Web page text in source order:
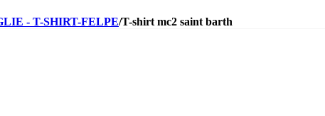
- T-SHIRT-FELPE/T-shirt mc2 saint barth